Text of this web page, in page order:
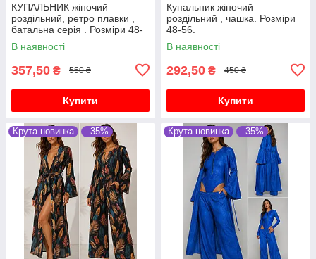
КУПАЛЬНИК жіночий
роздільний, ретро плавки ,
батальна серія . Розміри 48-
56.
В наявності
357,50 ₴ 550 ₴
Купити
Купальник жіночий
роздільний , чашка. Розміри
48-56.
В наявності
292,50 ₴ 450 ₴
Купити
Крута новинка –35% Крута новинка –35%